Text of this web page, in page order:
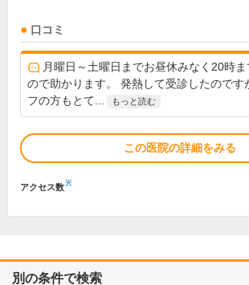
口コミ
月曜日～土曜日までお昼休みなく20時
ので助かります。 発熱して受診したのです
フの方もとて...
もっと読む
この医院の詳細をみる
アクセス数※
別の条件で検索